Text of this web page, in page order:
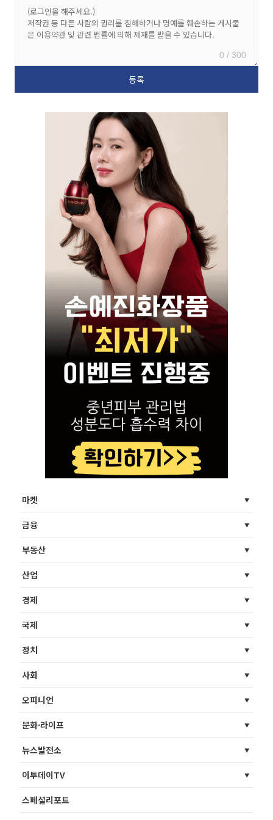
0 / 300
마켓
금융
부동산
산업
경제
국제
정치
사회
오피니언
문화·라이프
뉴스발전소
이투데이TV
스페셜리포트